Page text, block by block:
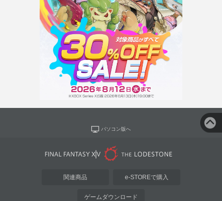
パソコン版へ
関連商品 e-STOREで購入
ゲームダウンロード